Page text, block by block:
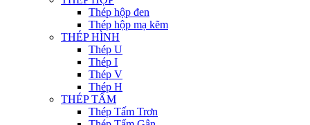
Thép hộp đen
Thép hộp mạ kẽm
THÉP HÌNH
Thép U
Thép I
Thép V
Thép H
THÉP TẤM
Thép Tấm Trơn